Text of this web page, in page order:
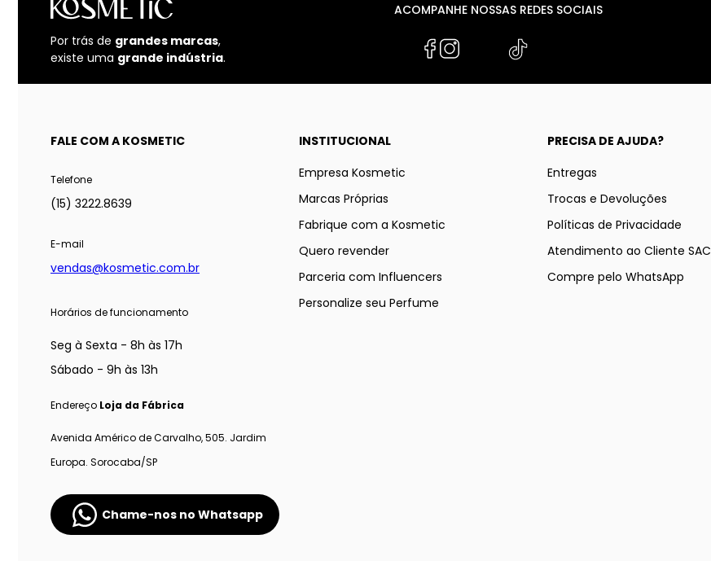
Por trás de grandes marcas,
existe uma grande indústria.
ACOMPANHE NOSSAS REDES SOCIAIS
FALE COM A KOSMETIC
Telefone
(15) 3222.8639
E-mail
vendas@kosmetic.com.br
Horários de funcionamento
Seg à Sexta - 8h às 17h
Sábado - 9h às 13h
Endereço Loja da Fábrica
Avenida Américo de Carvalho, 505. Jardim
Europa. Sorocaba/SP
Chame-nos no Whatsapp
INSTITUCIONAL
Empresa Kosmetic
Marcas Próprias
Fabrique com a Kosmetic
Quero revender
Parceria com Influencers
Personalize seu Perfume
PRECISA DE AJUDA?
Entregas
Trocas e Devoluções
Políticas de Privacidade
Atendimento ao Cliente SAC
Compre pelo WhatsApp